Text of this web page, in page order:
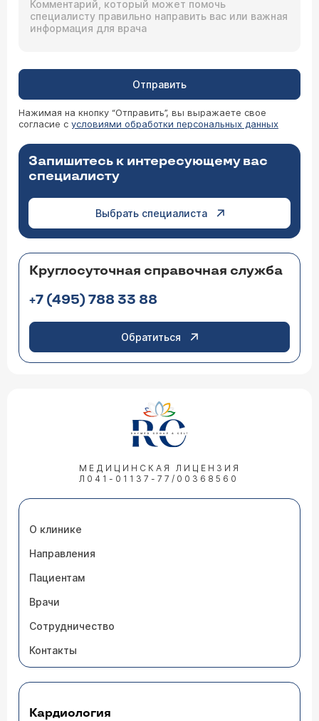
Отправить
Нажимая на кнопку “Отправить”, вы выражаете свое
согласие с условиями обработки персональных данных
Запишитесь к интересующему вас
специалисту
Выбрать специалиста
Круглосуточная справочная служба
+7 (495) 788 33 88
Обратиться
МЕДИЦИНСКАЯ ЛИЦЕНЗИЯ
Л041-01137-77/00368560
О клинике
Направления
Пациентам
Врачи
Сотрудничество
Контакты
Кардиология